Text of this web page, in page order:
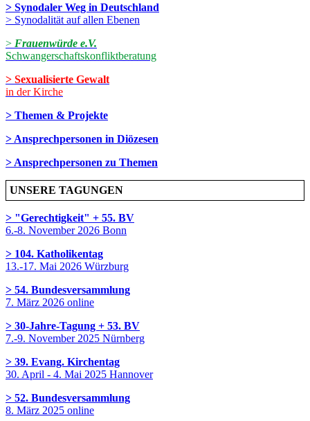
> Synodaler Weg in Deutschland
> Synodalität auf allen Ebenen
> Frauenwürde e.V.
Schwangerschaftskonfliktberatung
> Sexualisierte Gewalt
in der Kirche
> Themen & Projekte
> Ansprechpersonen in Diözesen
> Ansprechpersonen zu Themen
UNSERE TAGUNGEN
> "Gerechtigkeit" + 55. BV
6.-8. November 2026 Bonn
> 104. Katholikentag
13.-17. Mai 2026 Würzburg
> 54. Bundesversammlung
7. März 2026 online
> 30-Jahre-Tagung + 53. BV
7.-9. November 2025 Nürnberg
> 39. Evang. Kirchentag
30. April - 4. Mai 2025 Hannover
> 52. Bundesversammlung
8. März 2025 online